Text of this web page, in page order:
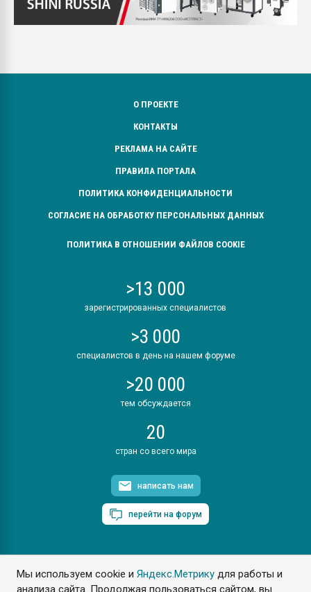
Мы используем cookie иЯндекс.Метрику для работы и
анализа сайта. Продолжая пользоваться сайтом, вы
О ПРОЕКТЕ
КОНТАКТЫ
РЕКЛАМА НА САЙТЕ
ПРАВИЛА ПОРТАЛА
ПОЛИТИКА КОНФИДЕНЦИАЛЬНОСТИ
СОГЛАСИЕ НА ОБРАБОТКУ ПЕРСОНАЛЬНЫХ ДАННЫХ
ПОЛИТИКА В ОТНОШЕНИИ ФАЙЛОВ COOKIE
>13 000
зарегистрированных специалистов
>3 000
специалистов в день на нашем форуме
>20 000
тем обсуждается
20
стран со всего мира
написать нам
перейти на форум
ПластЭксперт © 2006. Все права защищены
Разрешается копирование материалов сайта с обязательной